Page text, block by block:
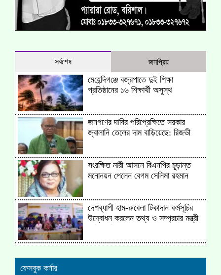
সর্বশেষ জনপ্রিয়
মে‌হে‌ন্দিগ‌ঞ্জে বজ্রপাতে দুই শিক্ষা
প্রতিষ্ঠানের ১৬ শিক্ষার্থী অসুস্থ
জনগণের দাবির পরিপ্রেক্ষিতে সরকার
জ্বালানি তেলের দাম বাড়িয়েছে: রিজভী
সংরক্ষিত নারী আসনে বিএনপির চূড়ান্ত
মনোনয়ন পেলেন বেগম সেলিমা রহমান
দেশব্যাপী হাম-রুবেলা টিকাদান কর্মসূচির
উদ্বোধন করলেন তথ্য ও সম্প্রচার মন্ত্রী
ফেসবুক কর্নার